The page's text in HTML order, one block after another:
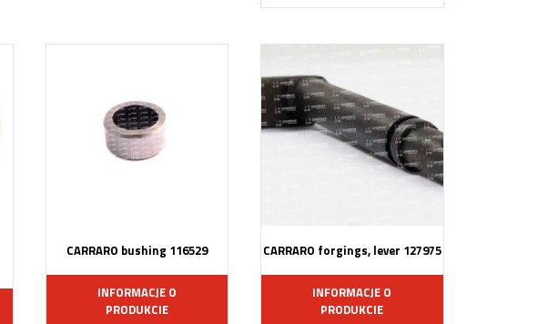
CARRARO bushing 116529
INFORMACJE O
PRODUKCIE
CARRARO forgings, lever 127975
INFORMACJE O
PRODUKCIE